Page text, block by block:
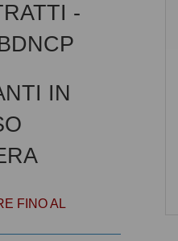
-
IN
FINO AL